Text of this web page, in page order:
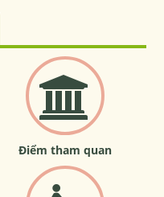
Điểm tham quan